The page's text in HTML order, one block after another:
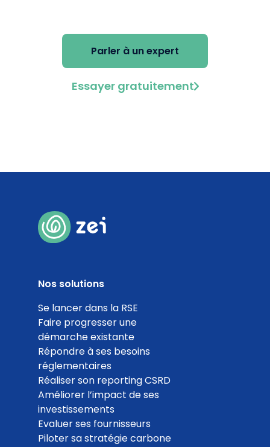
Parler à un expert
Essayer gratuitement
Nos solutions
Se lancer dans la RSE
Faire progresser une
démarche existante
Répondre à ses besoins
réglementaires
Réaliser son reporting CSRD
Améliorer l’impact de ses
investissements
Evaluer ses fournisseurs
Piloter sa stratégie carbone